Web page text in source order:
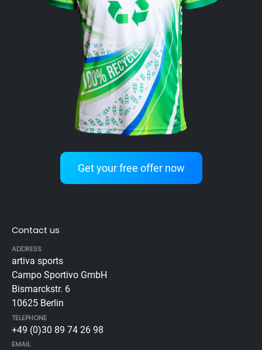
Get your free offer now
Contact us
ADDRESS
artiva sports
Campo Sportivo GmbH
Bismarckstr. 6
10625 Berlin
TELEPHONE
+49 (0)30 89 74 26 98
EMAIL